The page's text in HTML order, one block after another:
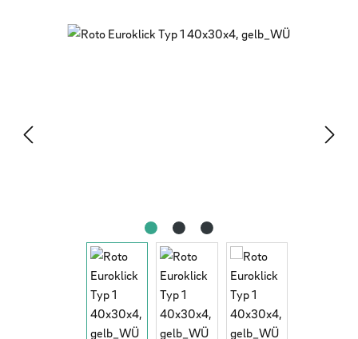
Bildergalerie überspringen